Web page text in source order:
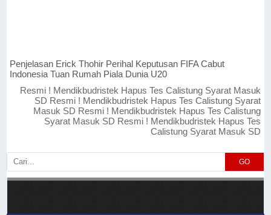
Penjelasan Erick Thohir Perihal Keputusan FIFA Cabut
Indonesia Tuan Rumah Piala Dunia U20
Resmi ! Mendikbudristek Hapus Tes Calistung Syarat Masuk
SD Resmi ! Mendikbudristek Hapus Tes Calistung Syarat
Masuk SD Resmi ! Mendikbudristek Hapus Tes Calistung
Syarat Masuk SD Resmi ! Mendikbudristek Hapus Tes
Calistung Syarat Masuk SD
GO